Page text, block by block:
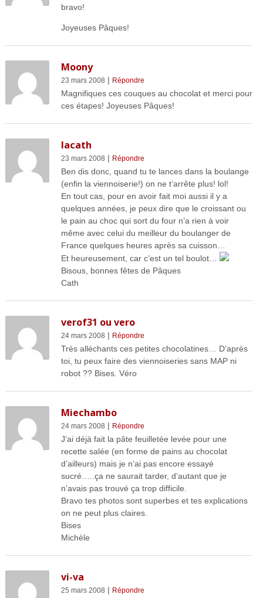
bravo!
Joyeuses Pâques!
Moony
23 mars 2008 | Répondre
Magnifiques ces couques au chocolat et merci pour
ces étapes! Joyeuses Pâques!
lacath
23 mars 2008 | Répondre
Ben dis donc, quand tu te lances dans la boulange
(enfin la viennoiserie!) on ne t’arrête plus! lol!
En tout cas, pour en avoir fait moi aussi il y a
quelques années, je peux dire que le croissant ou
le pain au choc qui sort du four n’a rien à voir
même avec celui du meilleur du boulanger de
France quelques heures après sa cuisson…
Et heureusement, car c’est un tel boulot…
Bisous, bonnes fêtes de Pâques
Cath
verof31 ou vero
24 mars 2008 | Répondre
Très alléchants ces petites chocolatines… D’après
toi, tu peux faire des viennoiseries sans MAP ni
robot ?? Bises. Véro
Miechambo
24 mars 2008 | Répondre
J’ai déjà fait la pâte feuilletée levée pour une
recette salée (en forme de pains au chocolat
d’ailleurs) mais je n’ai pas encore essayé
sucré…..ça ne saurait tarder, d’autant que je
n’avais pas trouvé ça trop difficile.
Bravo tes photos sont superbes et tes explications
on ne peut plus claires.
Bises
Michèle
vi-va
25 mars 2008 | Répondre